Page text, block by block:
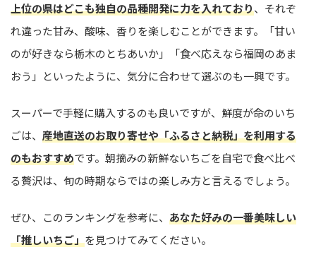
上位の県はどこも独自の品種開発に力を入れており、それぞ
れ違った甘み、酸味、香りを楽しむことができます。「甘い
のが好きなら栃木のとちあいか」「食べ応えなら福岡のあま
おう」といったように、気分に合わせて選ぶのも一興です。
スーパーで手軽に購入するのも良いですが、鮮度が命のいち
ごは、 産地直送のお取り寄せや「ふるさと納税」を利用する
のもおすすめです。朝摘みの新鮮ないちごを自宅で食べ比べ
る贅沢は、旬の時期ならではの楽しみ方と言えるでしょう。
ぜひ、このランキングを参考に、 あなた好みの一番美味しい
「推しいちご」を見つけてみてください。